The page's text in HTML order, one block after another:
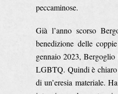
peccaminose.
Già l’anno scorso
benedizione delle
gennaio 2023,
LGBTQ. Quindi è chiaro
di un’eresia materiale.